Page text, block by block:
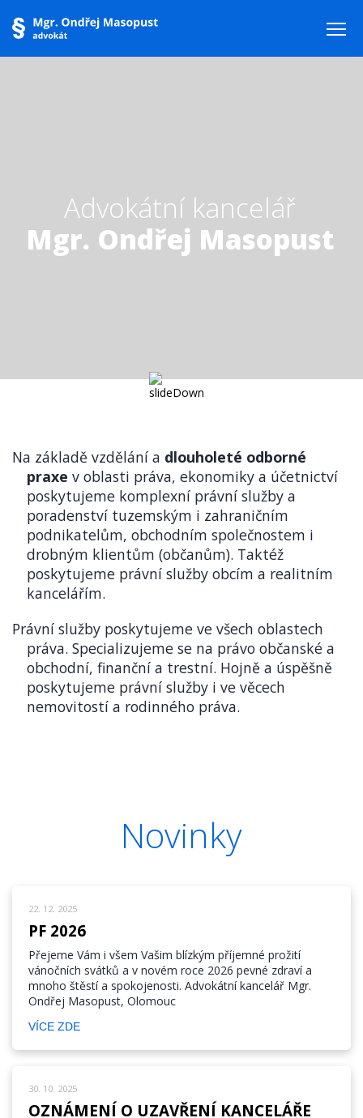
Advokátní kancelář
Mgr. Ondřej Masopust
Na základě vzdělání a dlouholeté odborné
praxe v oblasti práva, ekonomiky a účetnictví
poskytujeme komplexní právní služby a
poradenství tuzemským i zahraničním
podnikatelům, obchodním společnostem i
drobným klientům (občanům). Taktéž
poskytujeme právní služby obcím a realitním
kancelářím.
Právní služby poskytujeme ve všech oblastech
práva. Specializujeme se na právo občanské a
obchodní, finanční a trestní. Hojně a úspěšně
poskytujeme právní služby i ve věcech
nemovitostí a rodinného práva.
Novinky
22. 12. 2025
PF 2026
Přejeme Vám i všem Vašim blízkým příjemné prožití
vánočních svátků a v novém roce 2026 pevné zdraví a
mnoho štěstí a spokojenosti. Advokátní kancelář Mgr.
Ondřej Masopust, Olomouc
VÍCE ZDE
30. 10. 2025
OZNÁMENÍ O UZAVŘENÍ KANCELÁŘE